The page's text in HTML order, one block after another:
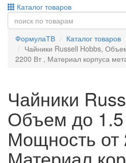
Каталог товаров
ФормулаТВ Каталог товаров
Чайники Russell Hobbs,
2200 Вт , Материал корпуса
Чайники
Объем до
Мощность от